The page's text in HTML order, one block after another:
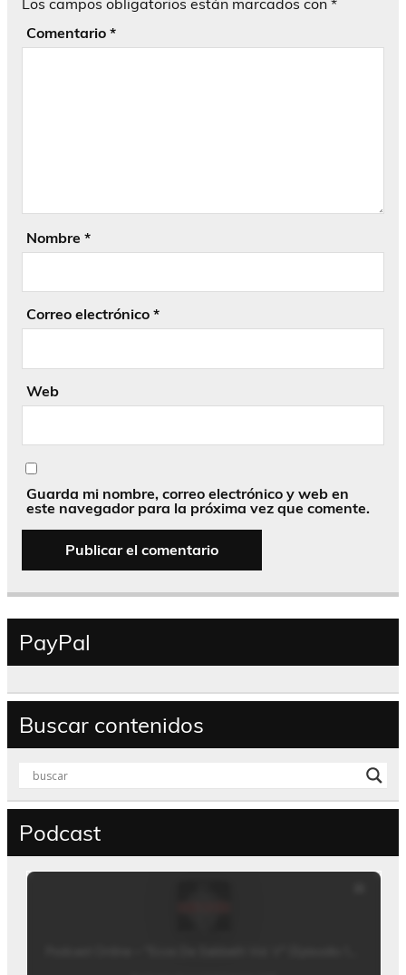
Comentario *
Nombre *
Correo electrónico *
Web
Guarda mi nombre, correo electrónico y web en
este navegador para la próxima vez que comente.
PayPal
Buscar contenidos
Podcast